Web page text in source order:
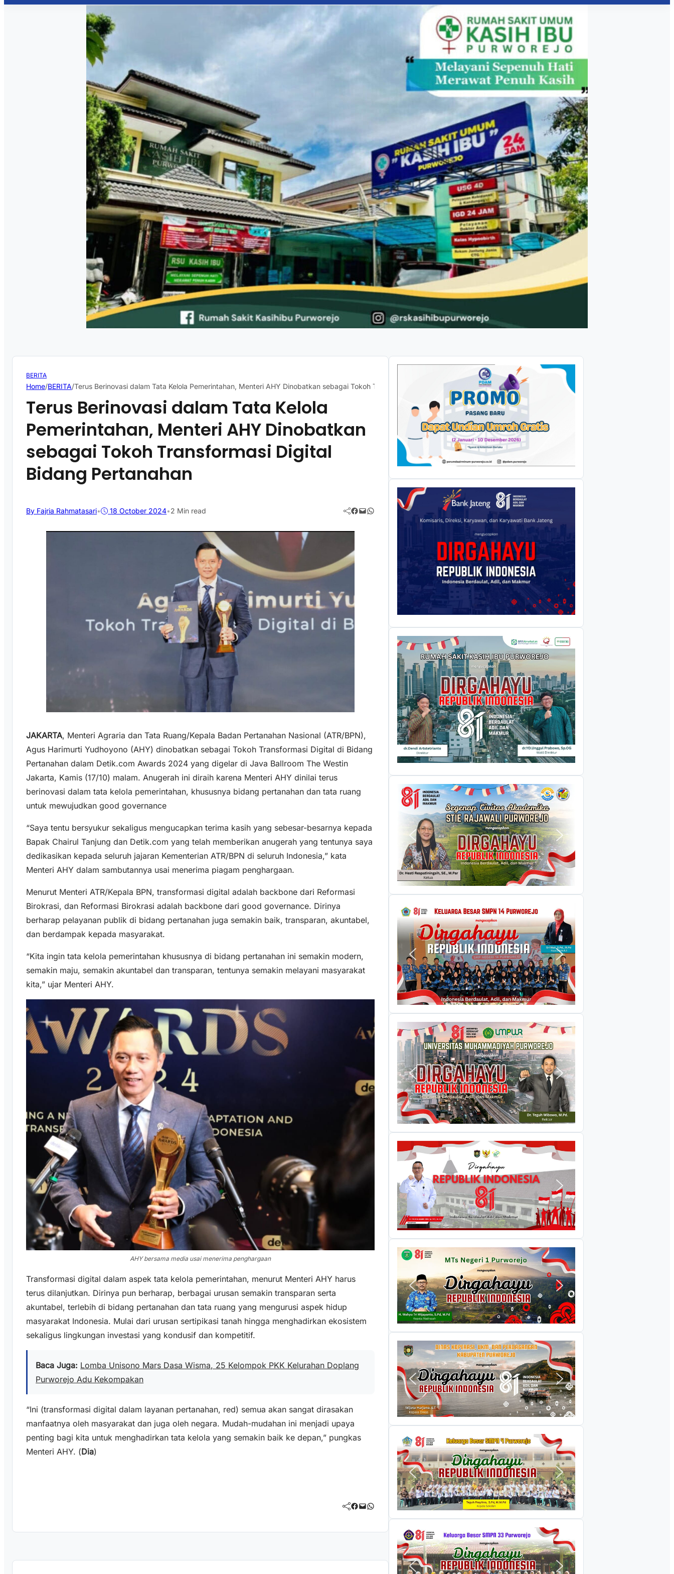
BERITA
Home/BERITA/Terus Berinovasi dalam Tata Kelola Pemerintahan, Menteri AHY Dinobatkan sebagai Tokoh Transformasi Digital Bidang Pertanahan
Terus Berinovasi dalam Tata Kelola
Pemerintahan, Menteri AHY Dinobatkan
sebagai Tokoh Transformasi Digital
Bidang Pertanahan
By Fajria Rahmatasari• 18 October 2024•2 Min read Facebook Mail WhatsApp
JAKARTA, Menteri Agraria dan Tata Ruang/Kepala Badan Pertanahan Nasional (ATR/BPN),
Agus Harimurti Yudhoyono (AHY) dinobatkan sebagai Tokoh Transformasi Digital di Bidang
Pertanahan dalam Detik.com Awards 2024 yang digelar di Java Ballroom The Westin
Jakarta, Kamis (17/10) malam. Anugerah ini diraih karena Menteri AHY dinilai terus
berinovasi dalam tata kelola pemerintahan, khususnya bidang pertanahan dan tata ruang
untuk mewujudkan good governance
“Saya tentu bersyukur sekaligus mengucapkan terima kasih yang sebesar-besarnya kepada
Bapak Chairul Tanjung dan Detik.com yang telah memberikan anugerah yang tentunya saya
dedikasikan kepada seluruh jajaran Kementerian ATR/BPN di seluruh Indonesia,” kata
Menteri AHY dalam sambutannya usai menerima piagam penghargaan.
Menurut Menteri ATR/Kepala BPN, transformasi digital adalah backbone dari Reformasi
Birokrasi, dan Reformasi Birokrasi adalah backbone dari good governance. Dirinya
berharap pelayanan publik di bidang pertanahan juga semakin baik, transparan, akuntabel,
dan berdampak kepada masyarakat.
“Kita ingin tata kelola pemerintahan khususnya di bidang pertanahan ini semakin modern,
semakin maju, semakin akuntabel dan transparan, tentunya semakin melayani masyarakat
kita,” ujar Menteri AHY.
AHY bersama media usai menerima penghargaan
Transformasi digital dalam aspek tata kelola pemerintahan, menurut Menteri AHY harus
terus dilanjutkan. Dirinya pun berharap, berbagai urusan semakin transparan serta
akuntabel, terlebih di bidang pertanahan dan tata ruang yang mengurusi aspek hidup
masyarakat Indonesia. Mulai dari urusan sertipikasi tanah hingga menghadirkan ekosistem
sekaligus lingkungan investasi yang kondusif dan kompetitif.
Baca Juga: Lomba Unisono Mars Dasa Wisma, 25 Kelompok PKK Kelurahan Doplang
Purworejo Adu Kekompakan
“Ini (transformasi digital dalam layanan pertanahan, red) semua akan sangat dirasakan
manfaatnya oleh masyarakat dan juga oleh negara. Mudah-mudahan ini menjadi upaya
penting bagi kita untuk menghadirkan tata kelola yang semakin baik ke depan,” pungkas
Menteri AHY. (Dia)
Facebook Mail WhatsApp